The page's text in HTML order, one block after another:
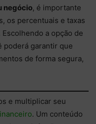
negócio, é importante
os percentuais e taxas
a opção de
poderá garantir que
de forma segura,
e multiplicar seu
. Um conteúdo